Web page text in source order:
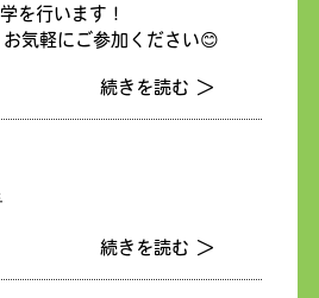
を行います！
気軽にご参加ください😊
続きを読む ＞
続きを読む ＞